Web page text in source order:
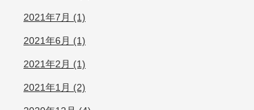
2021年7月 (1)
2021年6月 (1)
2021年2月 (1)
2021年1月 (2)